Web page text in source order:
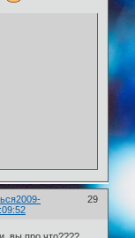
29
2009-
вы про что????